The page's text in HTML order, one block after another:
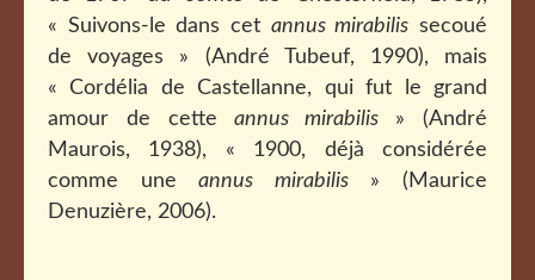
« Suivons-le dans cet annus mirabilis secoué
de voyages » (André Tubeuf, 1990), mais
« Cordélia de Castellanne, qui fut le grand
amour de cette annus mirabilis » (André
Maurois, 1938), « 1900, déjà considérée
comme uneannus mirabilis» (Maurice
Denuzière, 2006).